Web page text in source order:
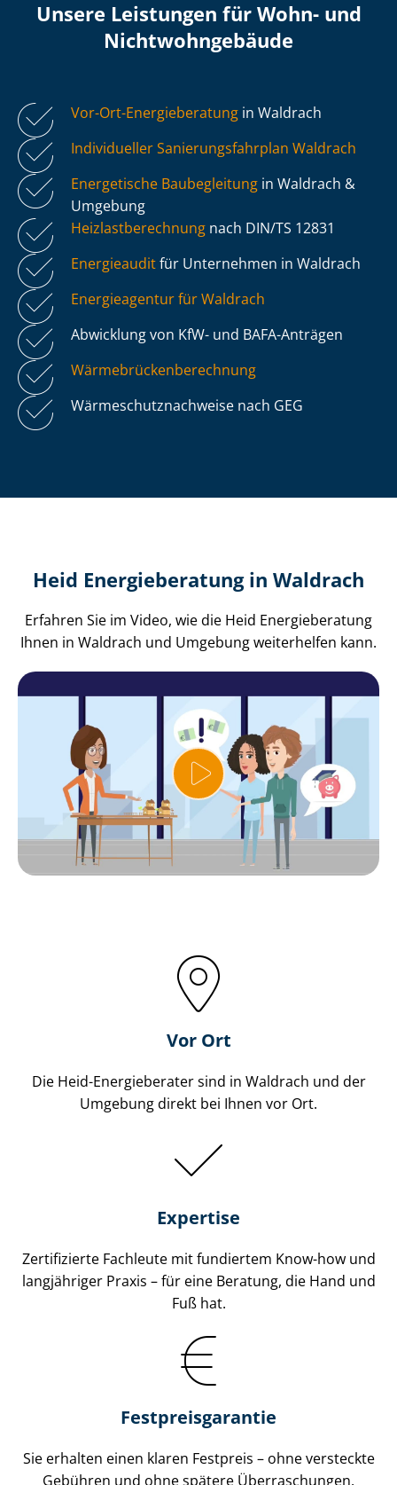
Unsere Leistungen für Wohn- und
Nicht­wohn­ge­bäu­de
Vor-Ort-Energieberatung in Waldrach
Individueller Sa­nie­rungs­fahr­plan Waldrach
Energetische Baubegleitung in Waldrach &
Umgebung
Heiz­last­be­rech­nung nach DIN/TS 12831
Energieauditfür Unternehmen in Waldrach
Energieagentur für Waldrach
Abwicklung von KfW- und BAFA-Anträgen
Wär­me­brü­cken­be­rech­nung
Wär­me­schutz­nach­wei­se nach GEG
Heid Energieberatung in Waldrach
Erfahren Sie im Video, wie die Heid Energieberatung
Ihnen in Waldrach und Umgebung weiterhelfen kann.
Vor Ort
Die Heid-Energieberater sind in Waldrach und der
Umgebung direkt bei Ihnen vor Ort.
Expertise
Zertifizierte Fachleute mit fundiertem Know-how und
langjähriger Praxis – für eine Beratung, die Hand und
Fuß hat.
Fest­preis­ga­ran­tie
Sie erhalten einen klaren Festpreis – ohne versteckte
Gebühren und ohne spätere Überraschungen.